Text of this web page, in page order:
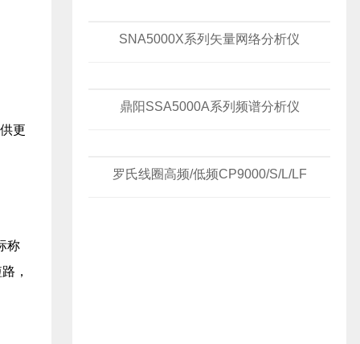
更
称
，
SNA5000X系列矢量网络分析仪
鼎阳SSA5000A系列频谱分析仪
罗氏线圈高频/低频CP9000/S/L/LF